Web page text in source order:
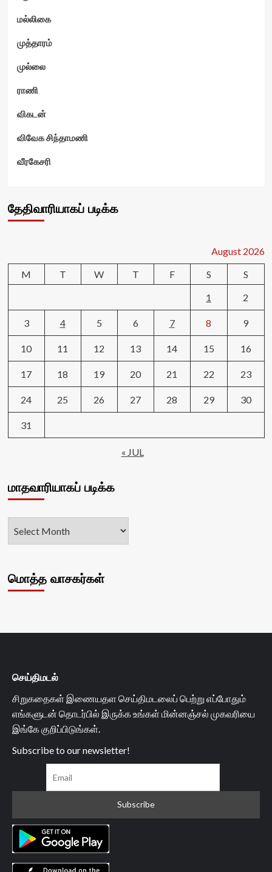
மல்லிகை
முத்தாரம்
முல்லை
ராணி
விகடன்
விவேக சிந்தாமணி
வீரகேசரி
தேதிவாரியாகப் படிக்க
August 2026
M
T W T F S
S
1
2
3 4 5 6 7 8 9
10 11 12 13 14 15 16
17 18 19 20 21 22 23
24 25 26 27 28 29 30
31
« JUL
மாதவாரியாகப் படிக்க
மொத்த வாசகர்கள்
செய்திமடல்
சிறுகதைகள் இணையதள செய்திமடலைப் பெற்று எப்போதும்
எங்களுடன் தொடர்பில் இருக்க உங்கள் மின்னஞ்சல் முகவரியை
இங்கே குறிப்பிடுங்கள்.
Subscribe to our newsletter!